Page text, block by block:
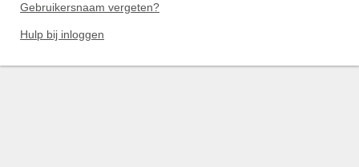
Gebruikersnaam vergeten?
Hulp bij inloggen